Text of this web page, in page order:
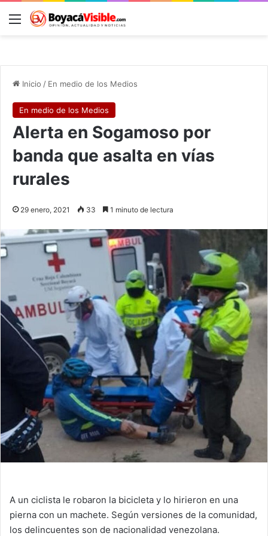
Menú
Inicio / En medio de los Medios
En medio de los Medios
Alerta en Sogamoso por
banda que asalta en vías
rurales
29 enero, 2021 33 1 minuto de lectura
A un ciclista le robaron la bicicleta y lo hirieron en una
pierna con un machete. Según versiones de la comunidad,
los delincuentes son de nacionalidad venezolana.